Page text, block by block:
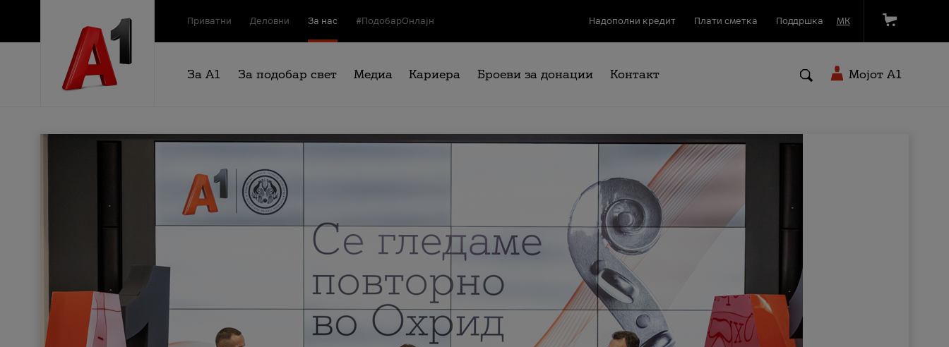
Приватни Деловни За нас #ПодобарОнлајн Надополни кредит Плати сметка Поддршка МК
За А1 За подобар свет Медиа Кариера Броеви за донации Контакт Мојот A1